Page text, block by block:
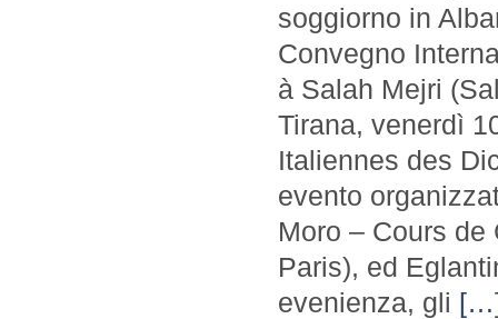
soggiorno in
Convegno
à Salah Mejri
Tirana, venerdì
Italiennes des
evento
Moro – Cours
Paris), ed
evenienza, gli